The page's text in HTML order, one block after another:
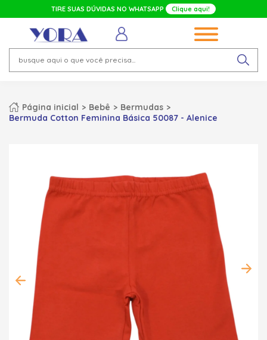
TIRE SUAS DÚVIDAS NO WHATSAPP Clique aqui!
Página inicial Bebê
Bermudas
Bermuda Cotton Feminina Básica 50087 - Alenice